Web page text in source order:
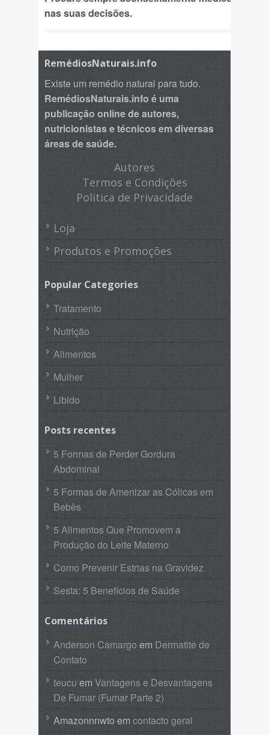
nas suas decisões.
RemédiosNaturais.info
Existe um remédio natural para tudo.
RemédiosNaturais.info é uma
publicação online de autores,
nutricionistas e técnicos em diversas
áreas de saúde.
Autores
Termos e Condições
Politica de Privacidade
Loja
Produtos e Promoções
Popular Categories
Tratamento
Nutrição
Alimentos
Mulher
Libido
Posts recentes
5 Formas de Perder Gordura
Abdominal
5 Formas de Amenizar as Cólicas em
Bebês
5 Alimentos Que Promovem a
Produção do Leite Materno
Como Prevenir Estrias na Gravidez
Sesta: 5 Benefícios de Saúde
Comentários
Anderson Camargo em Dermatite de
Contato
teucu em Vantagens e Desvantagens
De Fumar (Fumar Parte 2)
Amazonnnwto emcontacto geral